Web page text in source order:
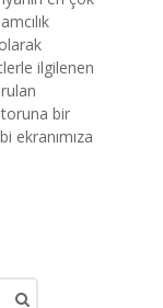
ilgilenen
bir
ekranımıza